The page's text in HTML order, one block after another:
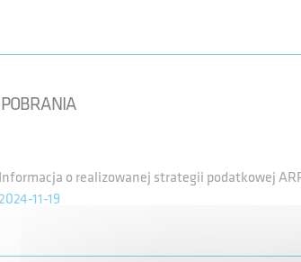
Informacja o realizowanej strategii podatkowej
11-19